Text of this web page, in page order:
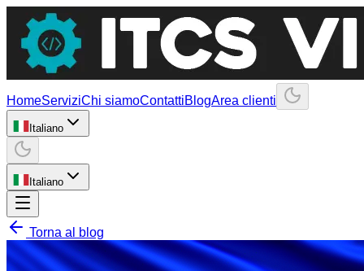
HomeServiziChi siamoContattiBlogArea clienti
Italiano
Italiano
Torna al blog